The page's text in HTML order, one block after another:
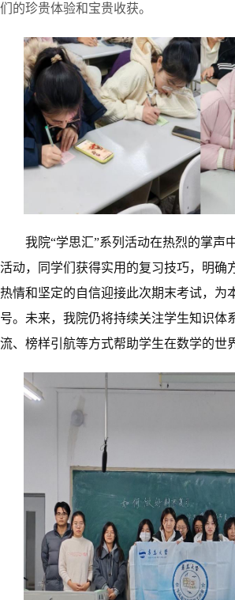
们的珍贵体验和宝贵收获。
我院“学思汇”系列 活动在热烈的掌声
活动，同学们 获得实用的复习技巧，明确
热情和坚定的自信迎接此次期末考试，为
号。 未来， 我院仍将持续关注学生知识体
流、榜样引航等方式帮助学生在数学的世